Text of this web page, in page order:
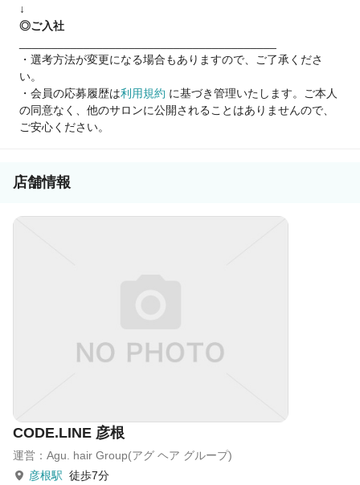
がAgu.にはあるからです。
Agu.は今までの実績があるのでご安心下さい。
ご興味を少しでも持って頂けましたら、
ご応募下さい。
↓
◎ご入社
・選考方法が変更になる場合もありますので、ご了承くださ
い。
・会員の応募履歴は利用規約 に基づき管理いたします。ご本人
の同意なく、他のサロンに公開されることはありませんので、
ご安心ください。
店舗情報
CODE.LINE 彦根
運営：Agu. hair Group(アグ ヘア グループ)
彦根駅 徒歩7分